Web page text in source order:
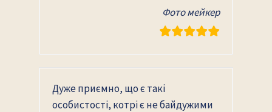
Фото мейкер
Дуже приємно, що є такі
особистості, котрі є не байдужими